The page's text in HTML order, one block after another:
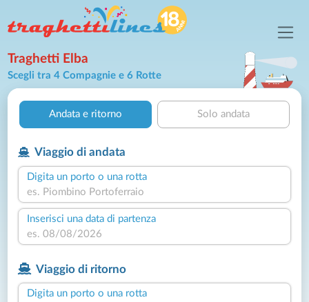
Traghetti Elba
Scegli tra 4 Compagnie e 6 Rotte
Andata e ritorno Solo andata
Viaggio di andata
Digita un porto o una rotta
Inserisci una data di partenza
Viaggio di ritorno
Digita un porto o una rotta